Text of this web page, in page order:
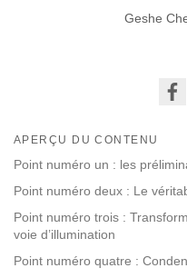
Geshe
APERÇU DU CONTENU
Point numéro un : les
Point numéro deux : Le
Point numéro trois :
voie d’illumination
Point numéro quatre :